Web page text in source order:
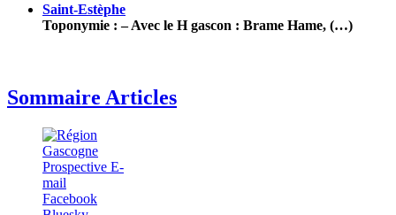
Saint-Estèphe
Toponymie : – Avec le H gascon : Brame Hame, (…)
Sommaire Articles